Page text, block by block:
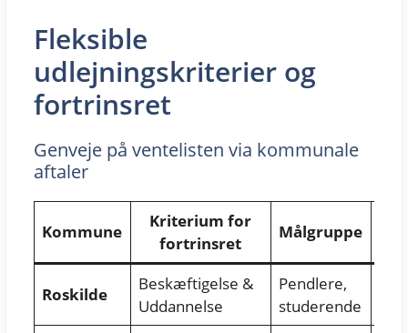
Fleksible
udlejningskriterier og
fortrinsret
Genveje på ventelisten via kommunale
aftaler
Kommune
Kriterium for
fortrinsret
Målgruppe
Roskilde
Beskæftigelse &
Uddannelse
Pendlere,
studerende